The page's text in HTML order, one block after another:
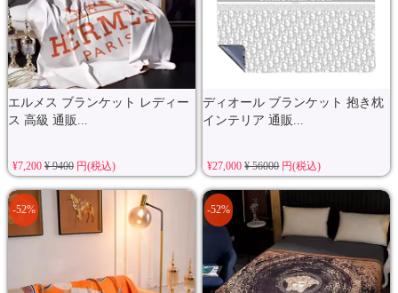
エルメス ブランケット レディー
ス 高級 通販...
¥7,200 ¥ 9400円(税込)
ディオール ブランケット 抱き枕
インテリア 通販...
¥27,000¥ 56000円(税込)
-52% -52%